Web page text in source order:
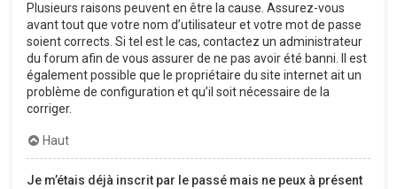
Plusieurs raisons peuvent en être la cause. Assurez-vous
avant tout que votre nom d’utilisateur et votre mot de passe
soient corrects. Si tel est le cas, contactez un administrateur
du forum afin de vous assurer de ne pas avoir été banni. Il est
également possible que le propriétaire du site internet ait un
problème de configuration et qu’il soit nécessaire de la
corriger.
Haut
Je m’étais déjà inscrit par le passé mais ne peux à présent